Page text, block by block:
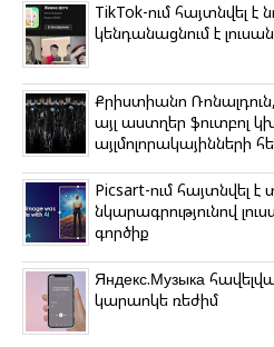
TikTok-ում հայտնվել է
կենդանացնում է
Քրիստիանո
այլ աստղեր ֆուտբոլ
այլմոլորակայինների
Picsart-ում հայտնվել
նկարագրությունով
գործիք
Яндекс.Музыка
կարաոկե ռեժիմ